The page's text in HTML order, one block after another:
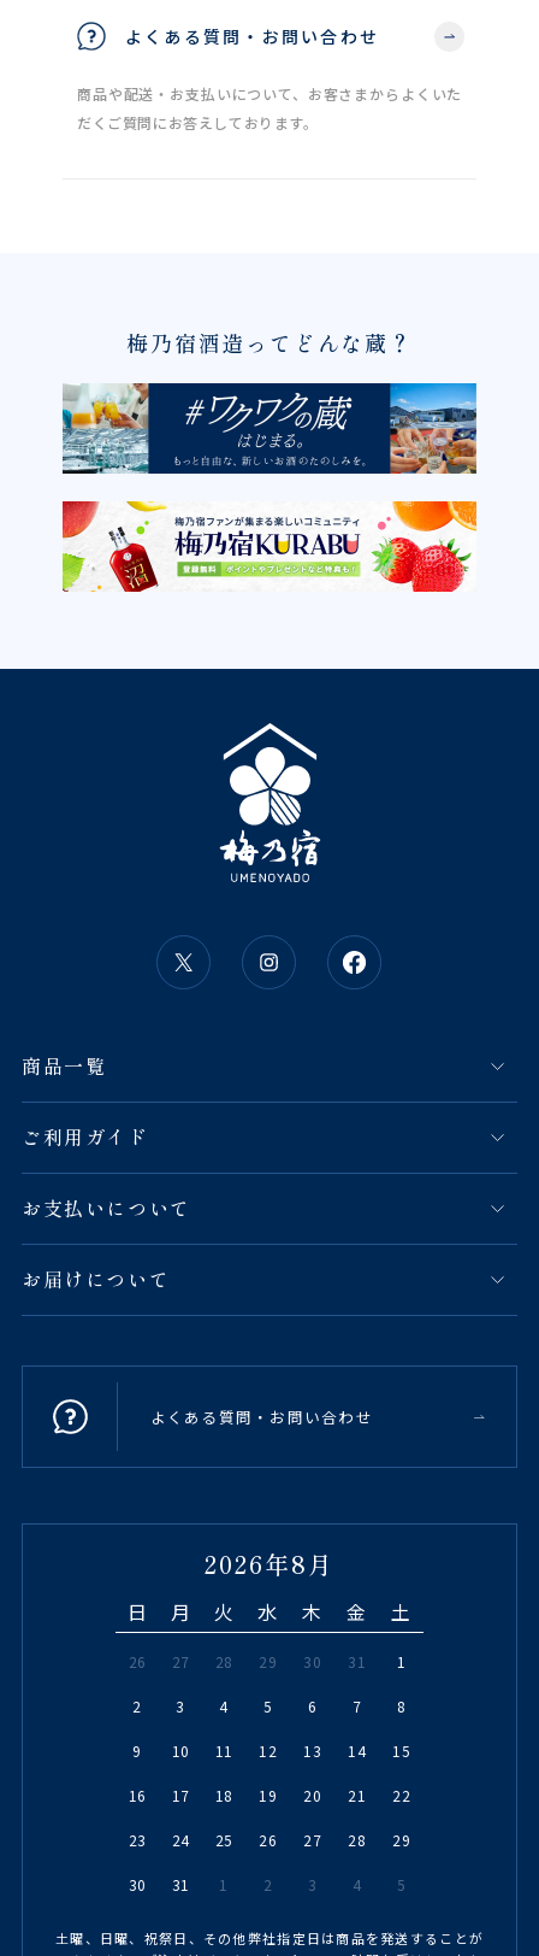
よくある質問・お問い合わせ
商品や配送・お支払いについて、お客さまからよくいた
だくご質問にお答えしております。
梅乃宿酒造ってどんな蔵？
商品一覧
ご利用ガイド
お支払いについて
お届けについて
よくある質問・お問い合わせ
2026年8月
日 月 火 水 木 金 土
26 27 28 29 30 31 1
2 3 4 5 6 7 8
9 10 11 12 13 14 15
16 17 18 19 20 21 22
23 24 25 26 27 28 29
30 31 1 2 3 4 5
土曜、日曜、祝祭日、その他弊社指定日は商品を発送することが